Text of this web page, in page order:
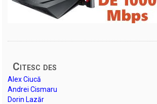
Citesc des
Alex Ciucă
Andrei Cismaru
Dorin Lazăr